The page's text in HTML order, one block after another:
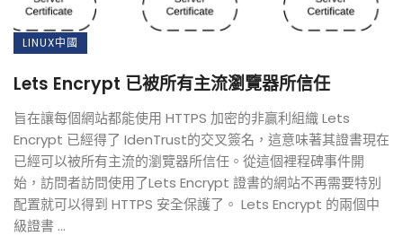
LINUX中國
Lets Encrypt 已被所有主流瀏覽器所信任
旨在讓每個網站都能使用 HTTPS 加密的非贏利組織 Lets
Encrypt 已經得了 IdenTrust的交叉簽名，這意味著其證書現在
已經可以被所有主流的瀏覽器所信任。從這個裡程碑事件開
始，訪問者訪問使用了Lets Encrypt 證書的網站不再需要特別
配置就可以得到 HTTPS 安全保護了。 Lets Encrypt 的兩個中
級證書 ...